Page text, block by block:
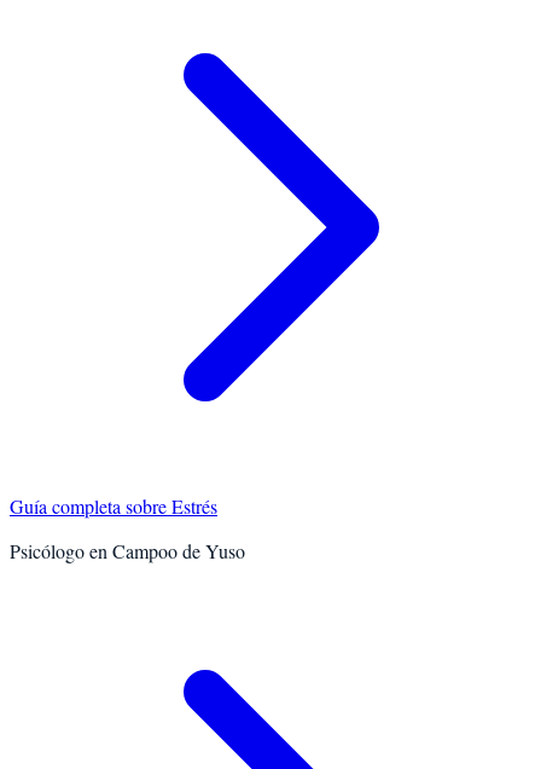
Guía completa sobreEstrés
Psicólogo en Campoo de Yuso